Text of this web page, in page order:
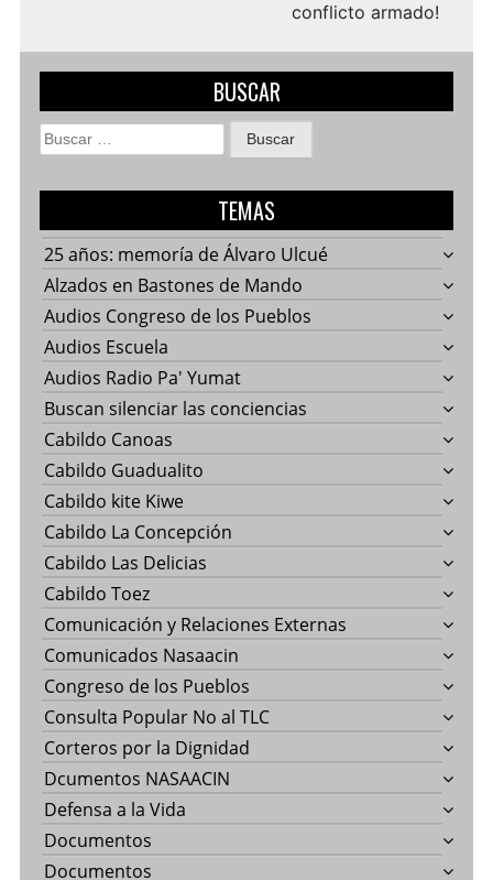
conflicto armado!
BUSCAR
Buscar:
TEMAS
25 años: memoría de Álvaro Ulcué
Alzados en Bastones de Mando
Audios Congreso de los Pueblos
Audios Escuela
Audios Radio Pa' Yumat
Buscan silenciar las conciencias
Cabildo Canoas
Cabildo Guadualito
Cabildo kite Kiwe
Cabildo La Concepción
Cabildo Las Delicias
Cabildo Toez
Comunicación y Relaciones Externas
Comunicados Nasaacin
Congreso de los Pueblos
Consulta Popular No al TLC
Corteros por la Dignidad
Dcumentos NASAACIN
Defensa a la Vida
Documentos
Documentos